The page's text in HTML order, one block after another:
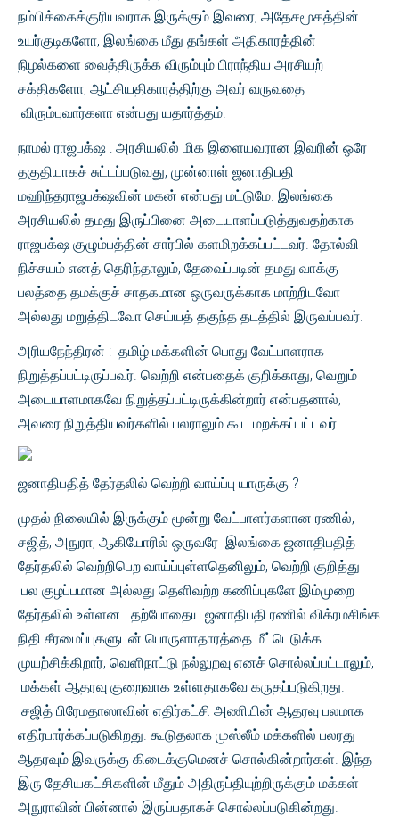
நம்பிக்கைக்குரியவராக இருக்கும் இவரை, அதேசமூகத்தின்
உயர்குடிகளோ, இலங்கை மீது தங்கள் அதிகாரத்தின்
நிழல்களை வைத்திருக்க விரும்பும் பிராந்திய அரசியற்
சக்திகளோ, ஆட்சியதிகாரத்திற்கு அவர் வருவதை
விரும்புவார்களா என்பது யதார்த்தம்.
நாமல் ராஜபக்‌ஷ : அரசியலில் மிக இளையவரான இவரின் ஒரே
தகுதியாகச் சுட்டப்படுவது, முன்னாள் ஜனாதிபதி
மஹிந்தராஜபக்‌ஷவின் மகன் என்பது மட்டுமே. இலங்கை
அரசியலில் தமது இருப்பினை அடையாளப்படுத்துவதற்காக
ராஜபக்‌ஷ குழும்பத்தின் சார்பில் களமிறக்கப்பட்டவர். தோல்வி
நிச்சயம் எனத் தெரிந்தாலும், தேவைப்படின் தமது வாக்கு
பலத்தை தமக்குச் சாதகமான ஒருவருக்காக மாற்றிடவோ
அல்லது மறுத்திடவோ செய்யத் தகுந்த தடத்தில் இருவப்பவர்.
அரியநேந்திரன் : தமிழ் மக்களின் பொது வேட்பாளராக
நிறுத்தப்பட்டிருப்பவர். வெற்றி என்பதைக் குறிக்காது, வெறும்
அடையாளமாகவே நிறுத்தப்பட்டிருக்கின்றார் என்பதனால்,
அவரை நிறுத்தியவர்களில் பலராலும் கூட மறக்கப்பட்டவர்.
ஜனாதிபதித் தேர்தலில் வெற்றி வாய்ப்பு யாருக்கு ?
முதல் நிலையில் இருக்கும் மூன்று வேட்பாளர்களான ரணில்,
சஜித், அநுரா, ஆகியோரில் ஒருவரே இலங்கை ஜனாதிபதித்
தேர்தலில் வெற்றிபெற வாய்ப்புள்ளதெனிலும், வெற்றி குறித்து
பல குழப்பமான அல்லது தெளிவற்ற கணிப்புகளே இம்முறை
தேர்தலில் உள்ளன. தற்போதைய ஜனாதிபதி ரணில் விக்ரமசிங்க
நிதி சீரமைப்புகளுடன் பொருளாதாரத்தை மீட்டெடுக்க
முயற்சிக்கிறார், வெளிநாட்டு நல்லுறவு எனச் சொல்லப்பட்டாலும்,
மக்கள் ஆதரவு குறைவாக உள்ளதாகவே கருதப்படுகிறது.
சஜித் பிரேமதாஸாவின் எதிர்கட்சி அணியின் ஆதரவு பலமாக
எதிர்பார்க்கப்படுகிறது. கூடுதலாக முஸ்லீம் மக்களில் பலரது
ஆதரவும் இவருக்கு கிடைக்குமெனச் சொல்கின்றார்கள். இந்த
இரு தேசியகட்சிகளின் மீதும் அதிருப்தியுற்றிருக்கும் மக்கள்
அநுராவின் பின்னால் இருப்பதாகச் சொல்லப்படுகின்றது.